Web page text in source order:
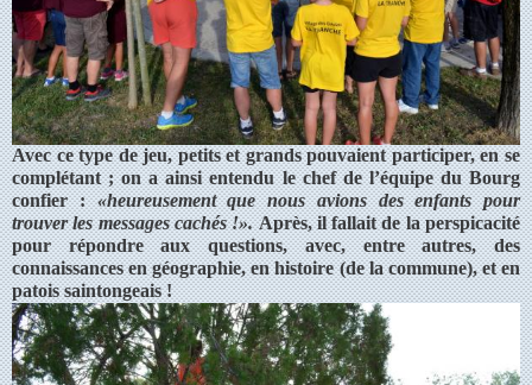
Avec ce type de jeu, petits et grands pouvaient participer, en se
complétant ; on a ainsi entendu le chef de l’équipe du Bourg
confier :«heureusement que nous avions des enfants pour
trouver les messages cachés !».Après, il fallait de la perspicacité
pour répondre aux questions, avec, entre autres, des
connaissances en géographie, en histoire (de la commune), et en
patois saintongeais !